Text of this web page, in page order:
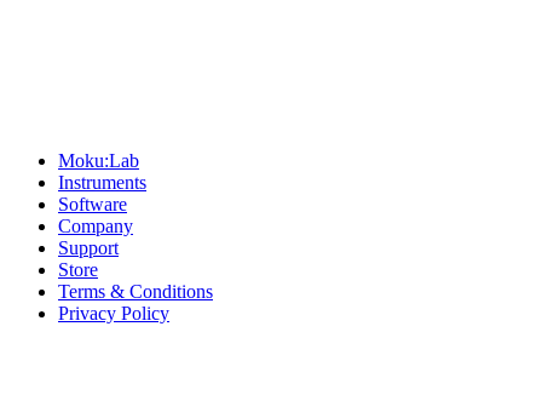
Moku:Lab
Instruments
Software
Company
Support
Store
Terms & Conditions
Privacy Policy